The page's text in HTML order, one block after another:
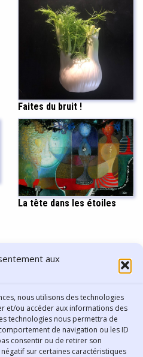
aux
nous utilisons des technologies
et/ou accéder aux informations des
technologies nous permettra de
de navigation ou les ID
consentir ou de retirer son
sur certaines caractéristiques
Faites du bruit !
La tête dans les étoiles